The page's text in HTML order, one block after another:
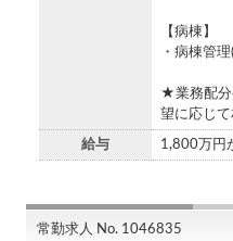
【病棟】
・病棟管
★業務配分
望に応じ
給与 1,800万円
常勤求人 No. 1046835